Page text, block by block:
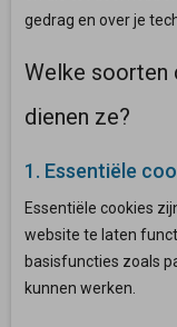
gedrag en over je
Welke soorten
dienen ze?
1. Essentiële
Essentiële cookies
website te laten
basisfuncties zoals
kunnen werken.